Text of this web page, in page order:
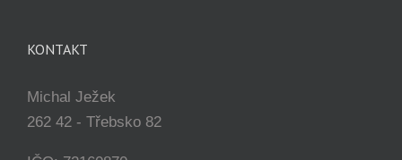
KONTAKT
Michal Ježek
262 42 - Třebsko 82